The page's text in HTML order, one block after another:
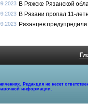
В Ряжске Рязанской
В Рязани пропал 11-
Рязанцев
Редакция не несет
информации.